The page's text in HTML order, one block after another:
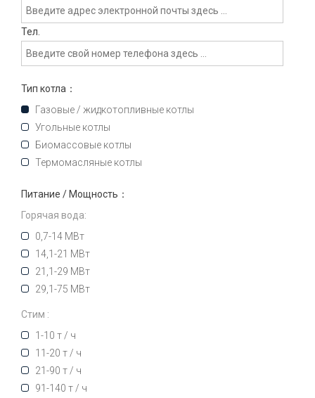
Тел.
Тип котла：
Газовые / жидкотопливные котлы
Угольные котлы
Биомассовые котлы
Термомасляные котлы
Питание / Мощность：
Горячая вода:
0,7-14 МВт
14,1-21 МВт
21,1-29 МВт
29,1-75 МВт
Стим :
1-10 т / ч
11-20 т / ч
21-90 т / ч
91-140 т / ч